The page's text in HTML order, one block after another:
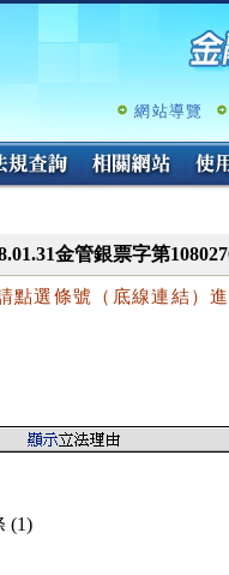
跳
容
網站導覽
金管銀票字第
點選條號（底線連結）進
(1)